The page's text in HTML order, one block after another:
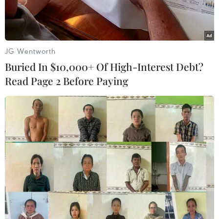
truyền dạy.
Thầy Hà Nam Ninh đã sưu tầm được nhiều sách, tư liệu liên
quan đến chữ viết của người Thái. (Ảnh: Hoa Mai/TTXVN)
Trong ngôi nhà sàn được bài trí theo đúng
phong tục của người Thái với hàng trăm cuốn
sách, tư liệu bằng chữ Thái cổ, thầy giáo, nghệ
nhân ưu tú Hà Nam Ninh - nghệ nhân loại hình
JG Wentworth
Buried In $10,000+ Of High-Interest Debt?
Read Page 2 Before Paying